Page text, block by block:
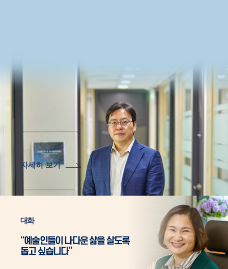
자세히 보기
대화
“예술인들이 나다운 삶을 살도록
돕고 싶습니다”